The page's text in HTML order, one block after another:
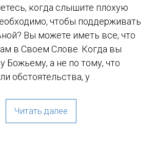
когда слышите плохую
чтобы поддерживать
Вы можете иметь все, что
в Своем Слове. Когда вы
Божьему, а не по тому, что
обстоятельства, у
Читать далее